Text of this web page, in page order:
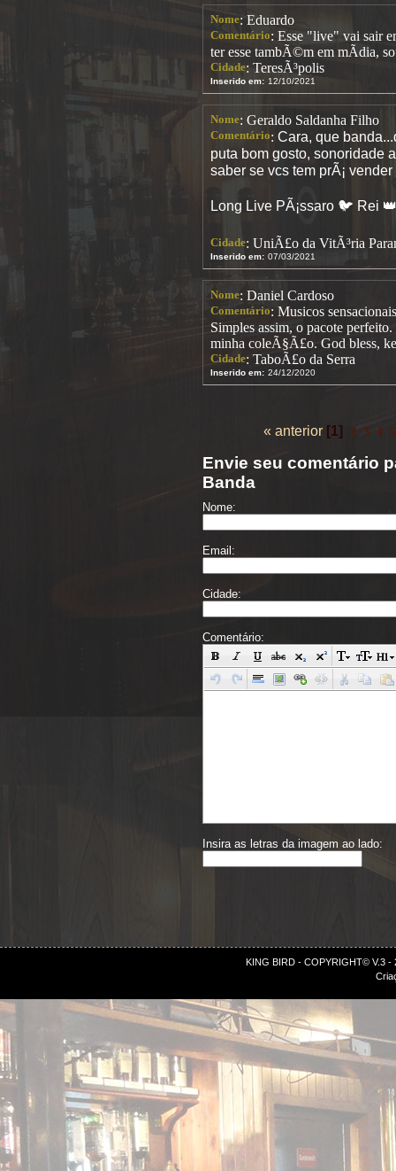
Nome: Eduardo
Comentário: Esse "live" vai sair
ter esse tambÃ©m em mÃ­dia,
Cidade: TeresÃ³polis
Inserido em: 12/10/2021
Nome: Geraldo Saldanha Filho
Comentário: Cara, que
puta bom gosto, sonoridade
saber se vcs tem prÃ¡
Long Live PÃ¡ssaro 🐦 Rei 👑
Cidade: UniÃ£o da VitÃ³ria
Inserido em: 07/03/2021
Nome: Daniel Cardoso
Comentário: Musicos
Simples assim, o pacote
minha coleÃ§Ã£o. God bless,
Cidade: TaboÃ£o da Serra
Inserido em: 24/12/2020
« anterior [1] 2 3 4 5
Envie seu comentário
Banda
Nome:
Email:
Cidade:
Comentário:
Insira as letras da imagem ao lado:
KING BIRD - COPYRIGHT© V.3 -